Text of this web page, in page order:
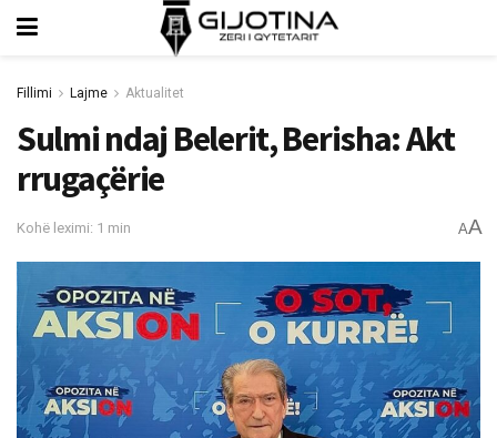
Fillimi Lajme Aktualitet
Sulmi ndaj Belerit, Berisha: Akt
rrugaçërie
Kohë leximi: 1 min AA